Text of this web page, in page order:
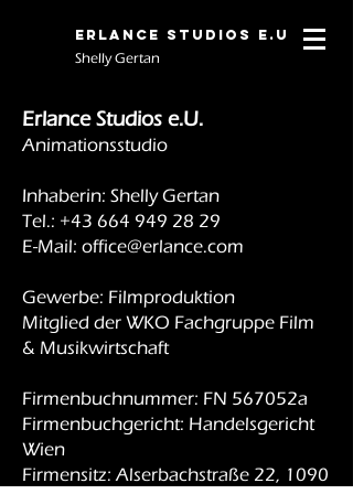
Erlance Studios E.U
Shelly Gertan
Erlance Studios e.U.
Animationsstudio
Inhaberin: Shelly Gertan
Tel.: +43 664 949 28 29
E-Mail: office@erlance.com
Gewerbe: Filmproduktion
Mitglied der WKO Fachgruppe Film
& Musikwirtschaft
Firmenbuchnummer: FN 567052a
Firmenbuchgericht: Handelsgericht
Wien
Firmensitz: Alserbachstraße 22, 1090